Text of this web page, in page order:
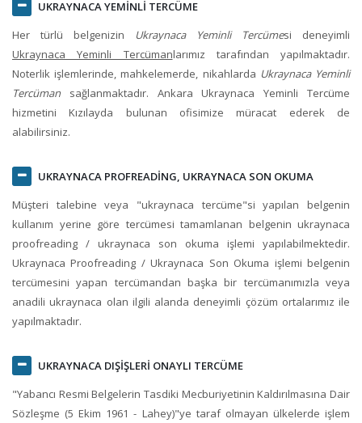
UKRAYNACA YEMİNLİ TERCÜME
Her türlü belgenizin
Ukraynaca Yeminli Tercümesi deneyimli
Ukraynaca Yeminli Tercümanlarımız tarafından yapılmaktadır.
Noterlik işlemlerinde, mahkelemerde, nikahlarda Ukraynaca Yeminli
Tercüman sağlanmaktadır. Ankara Ukraynaca Yeminli Tercüme
hizmetini Kızılayda bulunan ofisimize müracat ederek de
alabilirsiniz.
UKRAYNACA PROFREADİNG, UKRAYNACA SON OKUMA
Müşteri talebine veya "ukraynaca tercüme"si yapılan belgenin
kullanım yerine göre tercümesi tamamlanan belgenin ukraynaca
proofreading / ukraynaca son okuma işlemi yapılabilmektedir.
Ukraynaca Proofreading / Ukraynaca Son Okuma işlemi belgenin
tercümesini yapan tercümandan başka bir tercümanımızla veya
anadili ukraynaca olan ilgili alanda deneyimli çözüm ortalarımız ile
yapılmaktadır.
UKRAYNACA DIŞİŞLERİ ONAYLI TERCÜME
"Yabancı Resmi Belgelerin Tasdiki Mecburiyetinin Kaldırılmasına Dair
Sözleşme (5 Ekim 1961 - Lahey)"ye taraf olmayan ülkelerde işlem